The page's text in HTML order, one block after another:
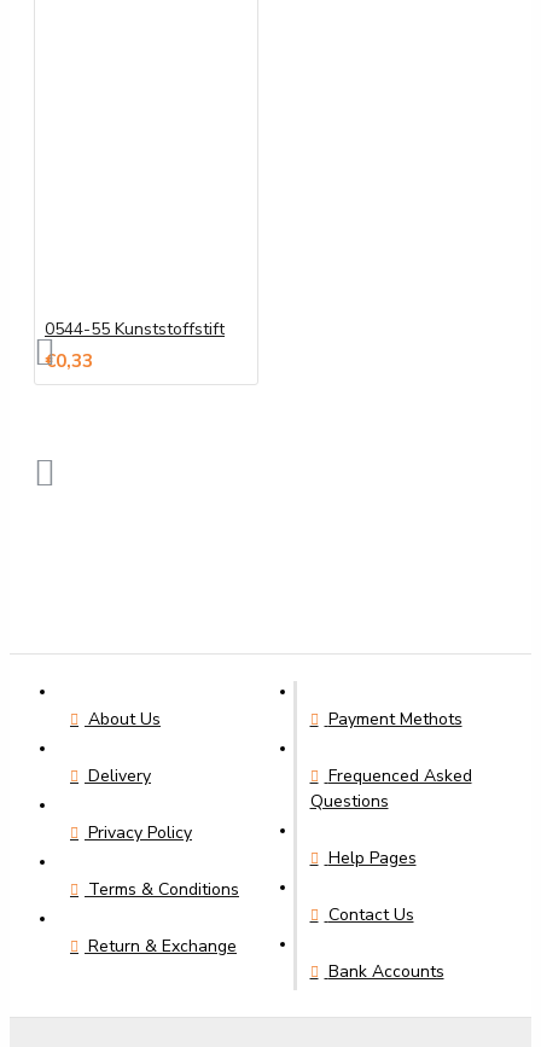
0544-55 Kunststoffstift
€0,33
About Us
Delivery
Privacy Policy
Terms & Conditions
Return & Exchange
Payment Methots
Frequenced Asked
Questions
Help Pages
Contact Us
Bank Accounts